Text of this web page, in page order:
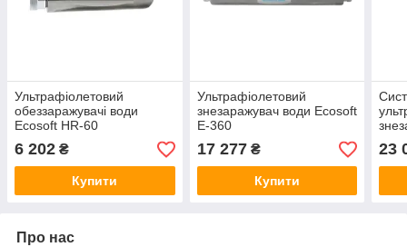
Ультрафіолетовий
обеззаражувачі води
Ecosoft HR-60
6 202 ₴
Купити
Ультрафіолетовий
знезаражувач води Ecosoft
E-360
17 277₴
Купити
E-
23
Про нас